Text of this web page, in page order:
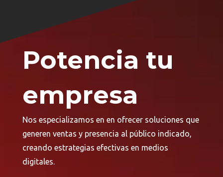
Potencia tu
empresa
Nos especializamos en en ofrecer soluciones que
generen ventas y presencia al público indicado,
creando estrategias efectivas en medios
digitales.